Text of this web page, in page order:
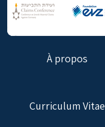
À propos
Curriculum Vitae